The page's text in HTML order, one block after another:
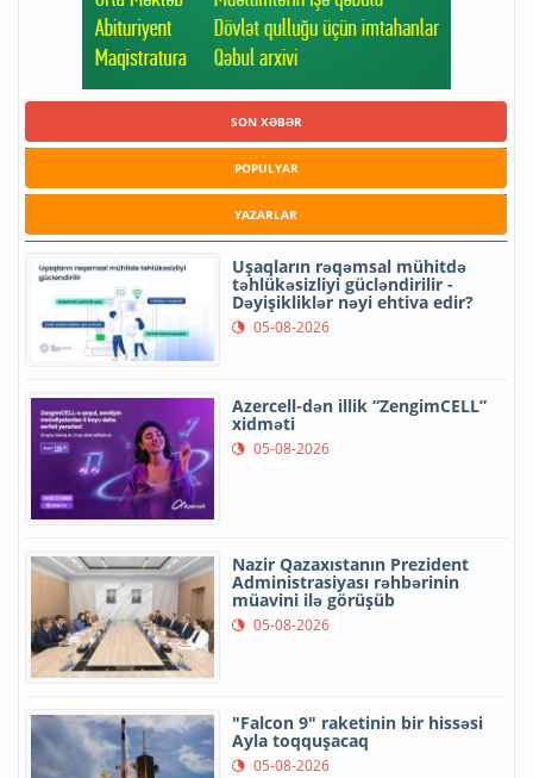
SON XƏBƏR
POPULYAR
YAZARLAR
Uşaqların rəqəmsal mühitdə
təhlükəsizliyi gücləndirilir -
Dəyişikliklər nəyi ehtiva edir?
05-08-2026
Azercell-dən illik “ZengimCELL”
xidməti
05-08-2026
Nazir Qazaxıstanın Prezident
Administrasiyası rəhbərinin
müavini ilə görüşüb
05-08-2026
"Falcon 9" raketinin bir hissəsi
Ayla toqquşacaq
05-08-2026